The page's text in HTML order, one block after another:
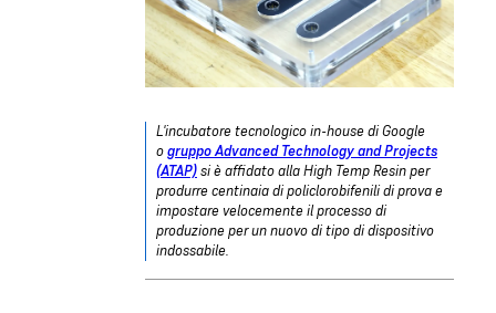
L'incubatore tecnologico in-house di Google
ogruppo Advanced Technology and Projects
(ATAP)si è affidato alla High Temp Resin per
produrre centinaia di policlorobifenili di prova e
impostare velocemente il processo di
produzione per un nuovo di tipo di dispositivo
indossabile.